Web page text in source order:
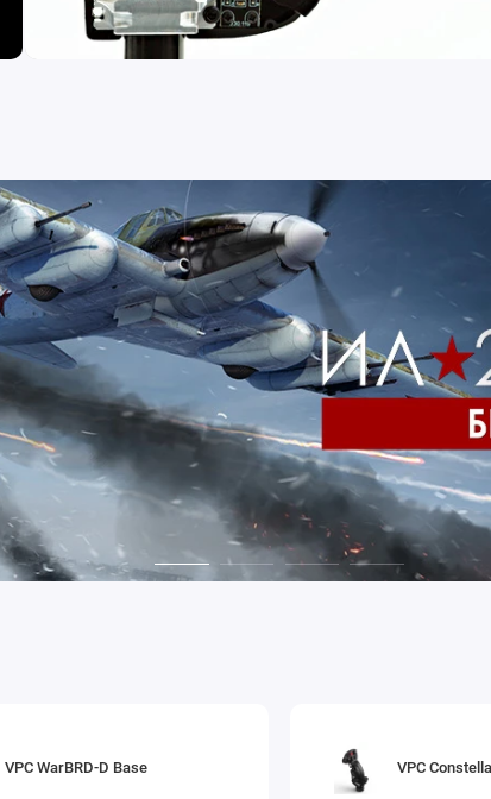
VPC WarBRD-D Base VPC